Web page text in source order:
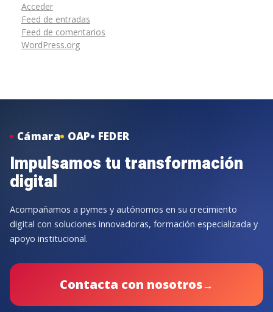
Acceder
Feed de entradas
Feed de comentarios
WordPress.org
Cámara OAP FEDER
Impulsamos tu transformación
digital
Acompañamos a pymes y autónomos en su crecimiento
digital con soluciones innovadoras, formación especializada y
apoyo institucional.
Contacta con nosotros→